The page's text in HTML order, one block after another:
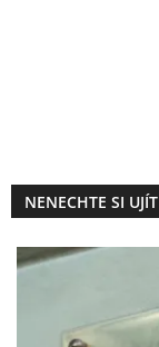
NENECHTE SI UJÍT